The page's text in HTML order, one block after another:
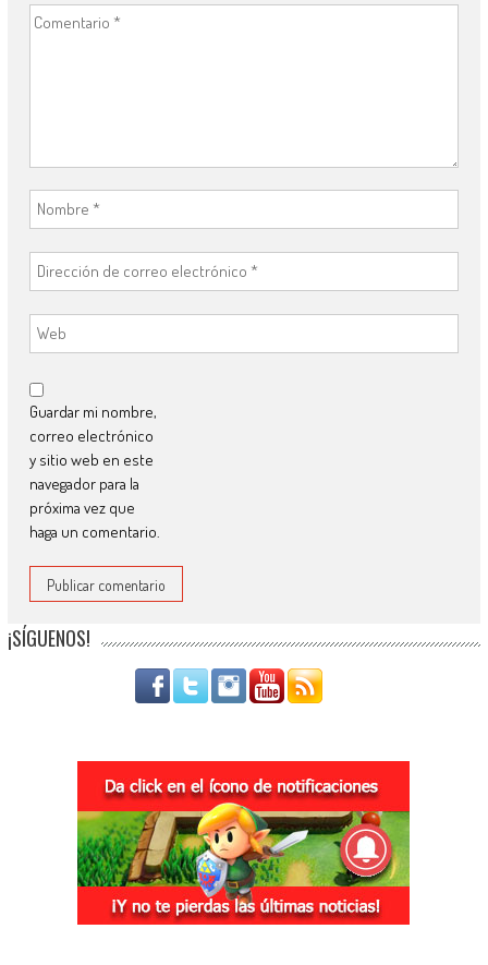
Guardar mi nombre,
correo electrónico
y sitio web en este
navegador para la
próxima vez que
haga un comentario.
¡SÍGUENOS!